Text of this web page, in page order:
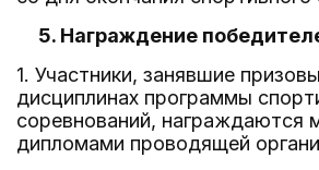
5. Награждение
1. Участники, занявшие
дисциплинах программы
соревнований, награждаются
дипломами проводящей